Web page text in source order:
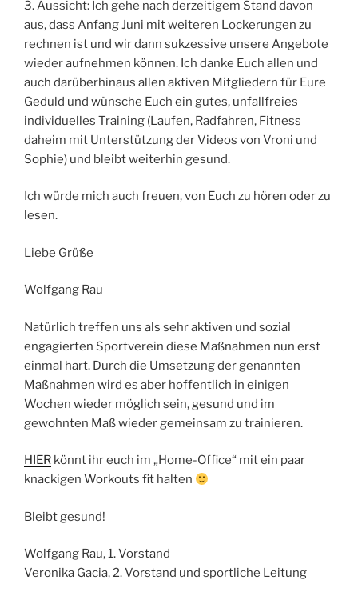
3. Aussicht: Ich gehe nach derzeitigem Stand davon
aus, dass Anfang Juni mit weiteren Lockerungen zu
rechnen ist und wir dann sukzessive unsere Angebote
wieder aufnehmen können. Ich danke Euch allen und
auch darüberhinaus allen aktiven Mitgliedern für Eure
Geduld und wünsche Euch ein gutes, unfallfreies
individuelles Training (Laufen, Radfahren, Fitness
daheim mit Unterstützung der Videos von Vroni und
Sophie) und bleibt weiterhin gesund.
Ich würde mich auch freuen, von Euch zu hören oder zu
lesen.
Liebe Grüße
Wolfgang Rau
Natürlich treffen uns als sehr aktiven und sozial
engagierten Sportverein diese Maßnahmen nun erst
einmal hart. Durch die Umsetzung der genannten
Maßnahmen wird es aber hoffentlich in einigen
Wochen wieder möglich sein, gesund und im
gewohnten Maß wieder gemeinsam zu trainieren.
HIER könnt ihr euch im „Home-Office“ mit ein paar
knackigen Workouts fit halten
Bleibt gesund!
Wolfgang Rau, 1. Vorstand
Veronika Gacia, 2. Vorstand und sportliche Leitung